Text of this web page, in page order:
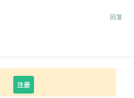
回复
注册